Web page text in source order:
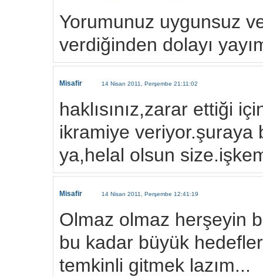
Yorumunuz uygunsuz
verdiğinden dolayı
Misafir 14 Nisan 2011, Perşembe 21:11:02
haklısınız,zarar ettiği
ikramiye veriyor.şuraya
ya,helal olsun
Misafir 14 Nisan 2011, Perşembe 12:41:19
Olmaz olmaz herşeyin
bu kadar büyük
temkinli gitmek lazım...